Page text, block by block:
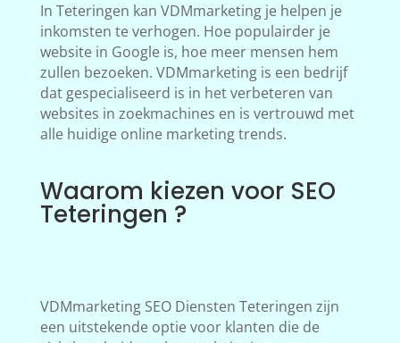
In Teteringen kan VDMmarketing je helpen je
inkomsten te verhogen. Hoe populairder je
website in Google is, hoe meer mensen hem
zullen bezoeken. VDMmarketing is een bedrijf
dat gespecialiseerd is in het verbeteren van
websites in zoekmachines en is vertrouwd met
alle huidige online marketing trends.
Waarom kiezen voor SEO
Teteringen ?
VDMmarketing SEO Diensten Teteringen zijn
een uitstekende optie voor klanten die de